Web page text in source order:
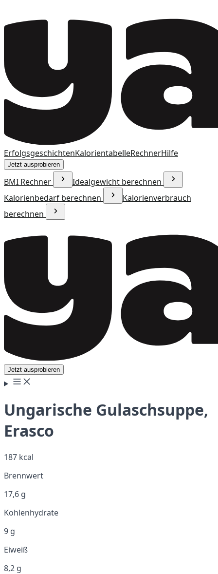
ErfolgsgeschichtenKalorientabelleRechnerHilfe
Jetzt ausprobieren
BMI Rechner
Idealgewicht berechnen
Kalorienbedarf berechnen
Kalorienverbrauch
berechnen
Jetzt ausprobieren
Ungarische Gulaschsuppe,
Erasco
187 kcal
Brennwert
17,6 g
Kohlenhydrate
9 g
Eiweiß
8,2 g